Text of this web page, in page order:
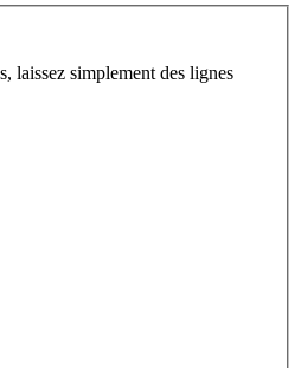
laissez simplement des lignes